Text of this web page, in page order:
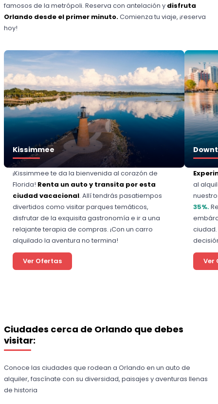
famosos de la metrópoli. Reserva con antelación y disfruta
Orlando desde el primer minuto.Comienza tu viaje, ¡reserva
hoy!
Kissimmee
¡Kissimmee te da la bienvenida al corazón de
Florida! Renta un auto y transita por esta
ciudad vacacional. Allí tendrás pasatiempos
divertidos como visitar parques temáticos,
disfrutar de la exquisita gastronomía e ir a una
relajante terapia de compras. ¡Con un carro
alquilado la aventura no termina!
Ver Ofertas
al
35%.
Ver
Ciudades cerca de Orlando que debes
visitar:
Conoce las ciudades que rodean a Orlando en un auto de
alquiler, fascínate con su diversidad, paisajes y aventuras llenas
de historia